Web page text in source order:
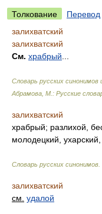
Толкование
Перевод
залихватский
залихватский
См. храбрый
Словарь русских
Абрамова, М.: Русские
залихватский
храбрый; разлихой,
молодецкий,
Словарь русских синонимов
залихватский
см. удалой